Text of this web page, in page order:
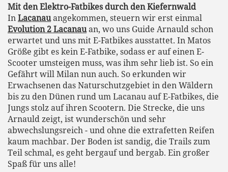
Mit den Elektro-Fatbikes durch den Kiefernwald
InLacanauangekommen, steuern wir erst einmal
Evolution 2 Lacanauan, wo uns Guide Arnauld schon
erwartet und uns mit E-Fatbikes ausstattet. In Matos
Größe gibt es kein E-Fatbike, sodass er auf einen E-
Scooter umsteigen muss, was ihm sehr lieb ist. So ein
Gefährt will Milan nun auch. So erkunden wir
Erwachsenen das Naturschutzgebiet in den Wäldern
bis zu den Dünen rund um Lacanau auf E-Fatbikes, die
Jungs stolz auf ihren Scootern. Die Strecke, die uns
Arnauld zeigt, ist wunderschön und sehr
abwechslungsreich - und ohne die extrafetten Reifen
kaum machbar. Der Boden ist sandig, die Trails zum
Teil schmal, es geht bergauf und bergab. Ein großer
Spaß für uns alle!